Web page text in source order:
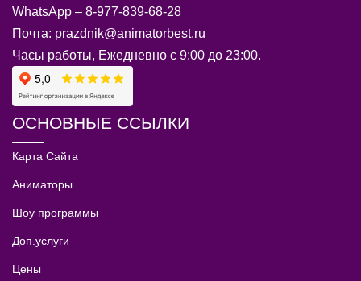
WhatsApp – 8-977-839-68-28
Почта: prazdnik@animatorbest.ru
Часы работы, Ежедневно с 9:00 до 23:00.
ОСНОВНЫЕ ССЫЛКИ
Карта Сайта
Аниматоры
Шоу программы
Доп.услуги
Цены